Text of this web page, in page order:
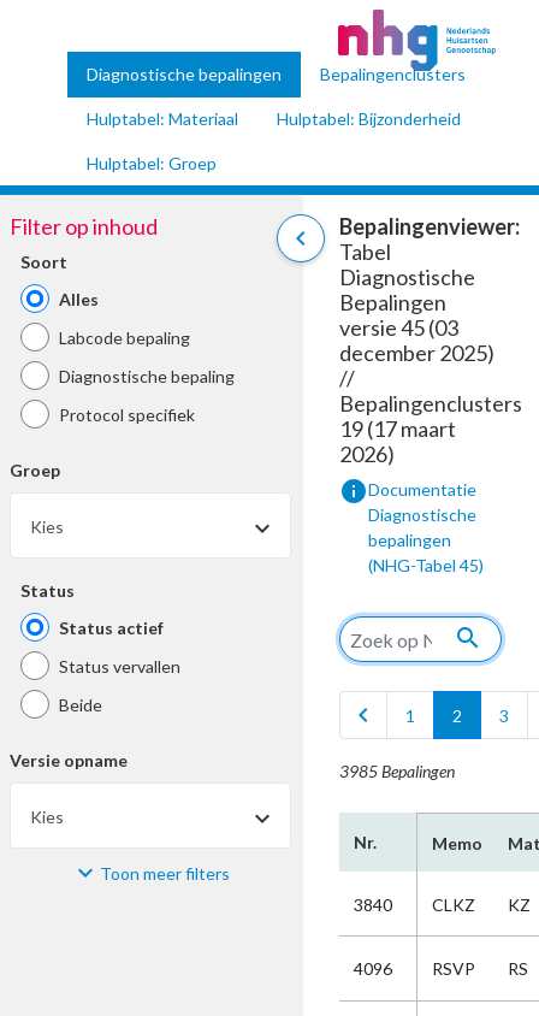
Diagnostische bepalingen Bepalingenclusters
Hulptabel: Materiaal Hulptabel: Bijzonderheid
Hulptabel: Groep
chevron_left
Filter op inhoud
Soort
Alles
Labcode bepaling
Diagnostische bepaling
Protocol specifiek
Groep
Kies
Status
Status actief
Status vervallen
Beide
Versie opname
Kies
Materiaal Toon meer filters
Bepalingenviewer:
Tabel
Diagnostische
Bepalingen
versie 45 (03
december 2025)
//
Bepalingenclusters
19 (17 maart
2026)
infoDocumentatie
Diagnostische
bepalingen
(NHG-Tabel 45)
search
chevron_left 1 2 3
3985 Bepalingen
Nr. Memo
3840 CLKZ KZ
4096 RSVP RS